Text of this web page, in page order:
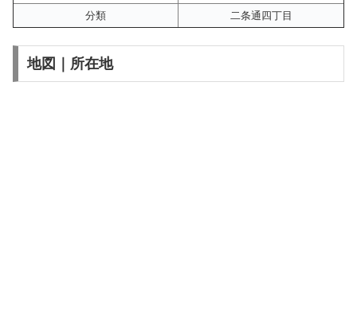
分類
二条通四丁目
地図｜所在地